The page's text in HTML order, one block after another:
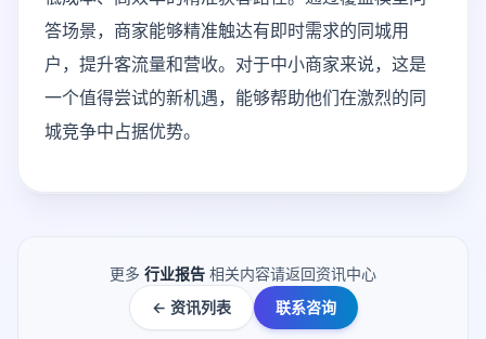
答场景，商家能够精准触达有即时需求的同城用
户，提升客流量和营收。对于中小商家来说，这是
一个值得尝试的新机遇，能够帮助他们在激烈的同
城竞争中占据优势。
更多 行业报告 相关内容请返回资讯中心
← 资讯列表
联系咨询